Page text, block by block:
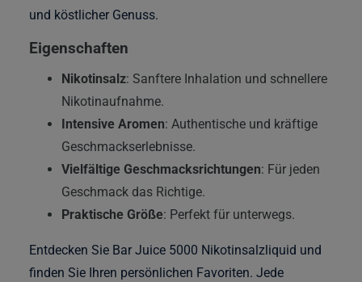
und köstlicher Genuss.
Eigenschaften
Nikotinsalz: Sanftere Inhalation und schnellere
Nikotinaufnahme.
Intensive Aromen: Authentische und kräftige
Geschmackserlebnisse.
Vielfältige Geschmacksrichtungen: Für jeden
Geschmack das Richtige.
Praktische Größe: Perfekt für unterwegs.
Entdecken Sie Bar Juice 5000 Nikotinsalzliquid und
finden Sie Ihren persönlichen Favoriten. Jede